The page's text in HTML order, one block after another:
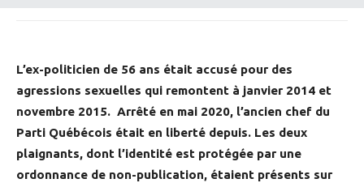
L’ex-politicien de 56 ans était accusé pour des
agressions sexuelles qui remontent à janvier 2014 et
novembre 2015. Arrêté en mai 2020, l’ancien chef du
Parti Québécois était en liberté depuis. Les deux
plaignants, dont l’identité est protégée par une
ordonnance de non-publication, étaient présents sur